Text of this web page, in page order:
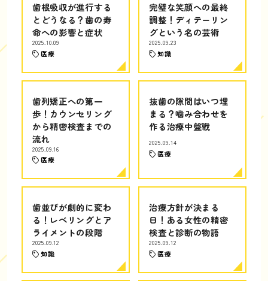
歯根吸収が進行する
とどうなる？歯の寿
命への影響と症状
2025.10.09
医療
完璧な笑顔への最終
調整！ディテーリン
グという名の芸術
2025.09.23
知識
歯列矯正への第一
歩！カウンセリング
から精密検査までの
流れ
2025.09.16
医療
抜歯の隙間はいつ埋
まる？噛み合わせを
作る治療中盤戦
2025.09.14
医療
歯並びが劇的に変わ
る！レベリングとア
ライメントの段階
2025.09.12
知識
治療方針が決まる
日！ある女性の精密
検査と診断の物語
2025.09.12
医療